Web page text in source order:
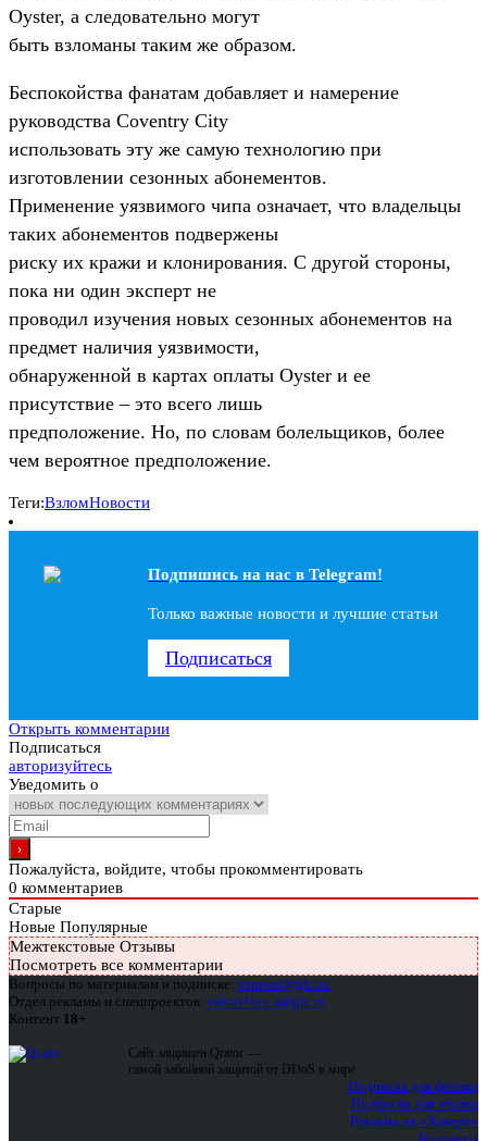
Oyster, а следовательно могут
быть взломаны таким же образом.
Беспокойства фанатам добавляет и намерение
руководства Coventry City
использовать эту же самую технологию при
изготовлении сезонных абонементов.
Применение уязвимого чипа означает, что владельцы
таких абонементов подвержены
риску их кражи и клонирования. С другой стороны,
пока ни один эксперт не
проводил изучения новых сезонных абонементов на
предмет наличия уязвимости,
обнаруженной в картах оплаты Oyster и ее
присутствие – это всего лишь
предположение. Но, по словам болельщиков, более
чем вероятное предположение.
Теги:ВзломНовости
Подпишись на наc в Telegram!
Только важные новости и лучшие статьи
Подписаться
Открыть комментарии
Подписаться
авторизуйтесь
Уведомить о
Пожалуйста, войдите, чтобы прокомментировать
0 комментариев
Старые
Новые Популярные
Межтекстовые Отзывы
Посмотреть все комментарии
Вопросы по материалам и подписке: support@glc.ru
Отдел рекламы и спецпроектов: yakovleva.a@glc.ru
Контент 18+
Сайт защищен Qrator —
самой забойной защитой от DDoS в мире
Подписка для физлиц
Подписка для юрлиц
Реклама на «Хакере»